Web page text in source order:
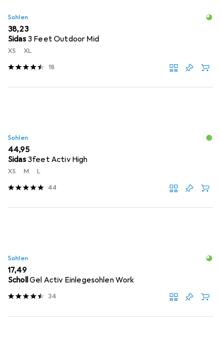
Sohlen
EUR
38,23
Sidas 3 Feet Outdoor Mid
XS XL
18
Sohlen
EUR
44,95
Sidas 3feet Activ High
XS M L
44
Sohlen
EUR
17,49
SchollGel Activ Einlegesohlen Work
34